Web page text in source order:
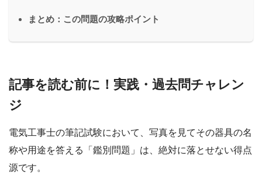
まとめ：この問題の攻略ポイント
記事を読む前に！実践・過去問チャレン
ジ
電気工事士の筆記試験において、写真を見てその器具の名
称や用途を答える「鑑別問題」は、絶対に落とせない得点
源です。